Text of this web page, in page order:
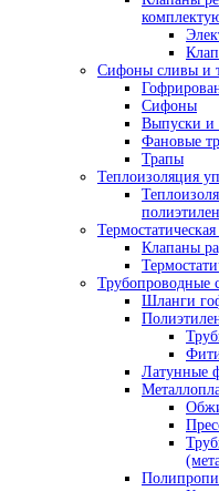
Сифоны сливы и
Сифоны
Выпуски и
Фановые
Трапы
Теплоизоляция
Клапаны
Трубопроводные
Шланги
Латунные